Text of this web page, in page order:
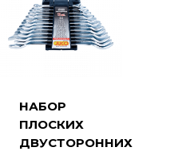
НАБОР
ПЛОСКИХ
ДВУСТОРОННИХ